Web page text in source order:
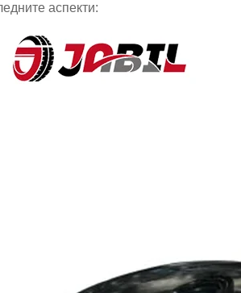
аспекти: